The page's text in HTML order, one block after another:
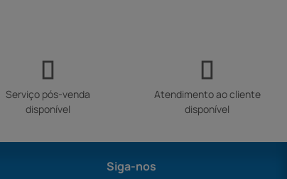
Serviço pós-venda
disponível
Atendimento ao cliente
disponível
Siga-nos